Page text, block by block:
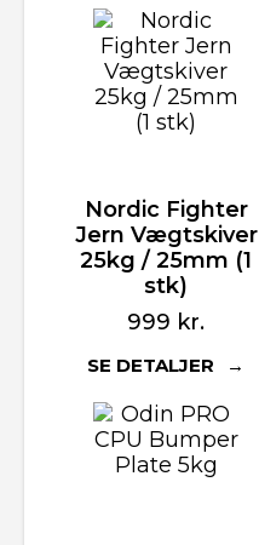
Nordic Fighter
Jern Vægtskiver
25kg / 25mm (1
stk)
999 kr.
SE DETALJER